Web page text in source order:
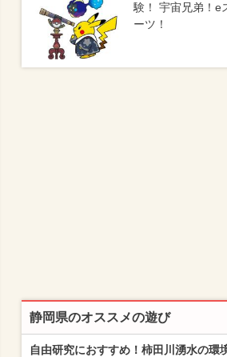
験！ 宇宙兄弟！e
ーツ！
静岡県のオススメの遊び
自由研究におすすめ！柿田川湧水の環